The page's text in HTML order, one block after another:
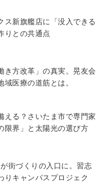
ス新旗艦店に「没入できる
との共通点
き方改革」の真実。晃友会
医療の道筋とは。
える？さいたま市で専門家
限界」と太陽光の選び方
街づくりの入口に。習志
りキャンパスプロジェク